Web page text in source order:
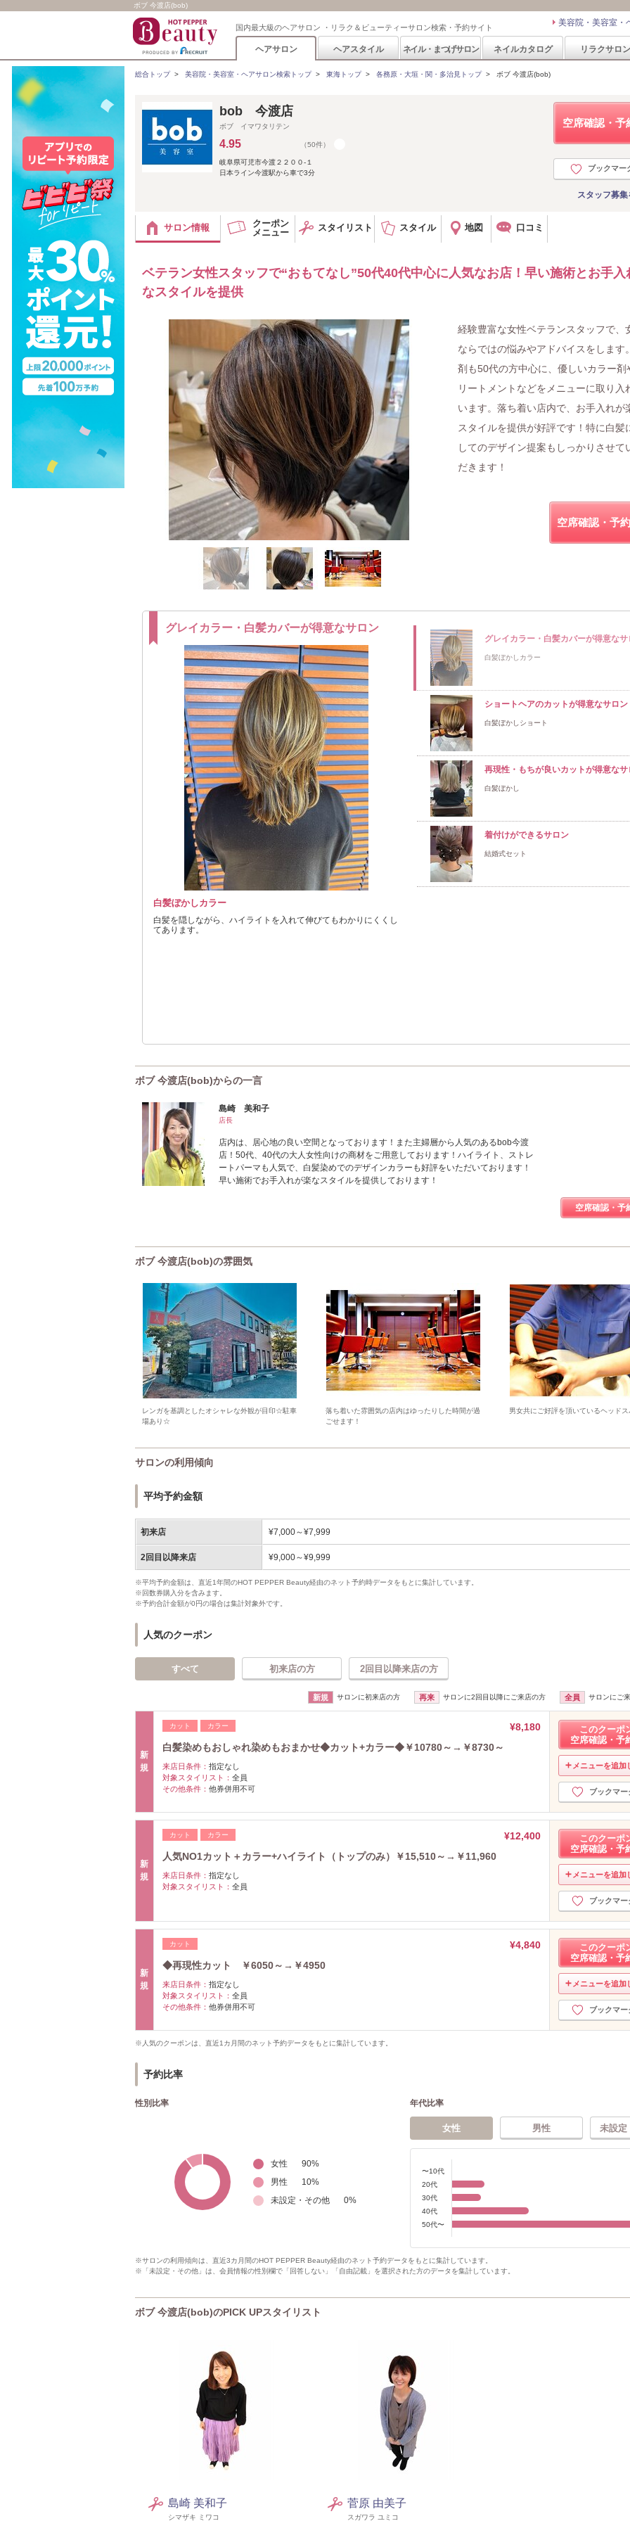
ボブ 今渡店(bob)
国内最大級のヘアサロン ・リラク＆ビューティーサロン検索・予約サイト 美容院・美容室・
ヘアサロン ヘアスタイル ネイル・まつげサロン ネイルカタログ リラクサロン
総合トップ> 美容院・美容室・ヘアサロン検索トップ> 東海トップ> 各務原・大垣・関・多治見トップ> ボブ 今渡店(bob)
空席確認・予
ブックマー
スタッフ募
bob 今渡店
ボブ イマワタリテン
4.95 （50件）
岐阜県可児市今渡２２００-１
日本ライン今渡駅から車で3分
サロン情報
クーポン
メニュー
スタイリスト スタイル 地図 口コミ
ベテラン女性スタッフで“おもてなし”50代40代中心に人気なお店！早い施術とお手入
なスタイルを提供
経験豊富な女性ベテランスタッフで、
ならではの悩みやアドバイスをします
剤も50代の方中心に、優しいカラー剤
リートメントなどをメニューに取り入
います。落ち着い店内で、お手入れが
スタイルを提供が好評です！特に白髪
してのデザイン提案もしっかりさせて
だきます！
空席確認・予
グレイカラー・白髪カバーが得意なサロン
白髪ぼかしカラー
白髪を隠しながら、ハイライトを入れて伸びてもわかりにくくし
てあります。
グレイカラー・白髪カバーが得意なサ
白髪ぼかしカラー
ショートヘアのカットが得意なサロン
白髪ぼかしショート
再現性・もちが良いカットが得意なサ
白髪ぼかし
着付けができるサロン
結婚式セット
ボブ 今渡店(bob)からの一言
島崎 美和子
店長
店内は、居心地の良い空間となっております！また主婦層から人気のあるbob今渡
店！50代、40代の大人女性向けの商材をご用意しております！ハイライト、ストレ
ートパーマも人気で、白髪染めでのデザインカラーも好評をいただいております！
早い施術でお手入れが楽なスタイルを提供しております！
空席確認・予
ボブ 今渡店(bob)の雰囲気
レンガを基調としたオシャレな外観が目印☆駐車
場あり☆
落ち着いた雰囲気の店内はゆったりした時間が過
ごせます！
男女共にご好評を頂いているヘッド
サロンの利用傾向
平均予約金額
初来店 ¥7,000～¥7,999
2回目以降来店 ¥9,000～¥9,999
※平均予約金額は、直近1年間のHOT PEPPER Beauty経由のネット予約時データをもとに集計しています。
※回数券購入分を含みます。
※予約合計金額が0円の場合は集計対象外です。
人気のクーポン
すべて 初来店の方 2回目以降来店の方
新規 サロンに初来店の方 再来 サロンに2回目以降にご来店の方 全員 サロンにご
新
規
カット カラー
¥8,180
白髪染めもおしゃれ染めもおまかせ◆カット+カラー◆￥10780～→￥8730～
来店日条件： 指定なし
対象スタイリスト： 全員
その他条件： 他券併用不可
このクーポ
空席確認・予
メニューを追加
ブックマー
新
規
カット カラー
¥12,400
人気NO1カット＋カラー+ハイライト（トップのみ）￥15,510～→￥11,960
来店日条件： 指定なし
対象スタイリスト： 全員
このクーポ
空席確認・予
メニューを追加
ブックマー
新
規
カット
¥4,840
◆再現性カット ￥6050～→￥4950
来店日条件： 指定なし
対象スタイリスト： 全員
その他条件： 他券併用不可
このクーポ
空席確認・予
メニューを追加
ブックマー
※人気のクーポンは、直近1カ月間のネット予約データをもとに集計しています。
予約比率
性別比率
女性 90%
男性
10%
未設定・その他
0%
年代比率
女性 男性 未設定
〜10代
20代
30代
40代
50代〜
※サロンの利用傾向は、直近3カ月間のHOT PEPPER Beauty経由のネット予約データをもとに集計しています。
※「未設定・その他」は、会員情報の性別欄で「回答しない」「自由記載」を選択された方のデータを集計しています。
ボブ 今渡店(bob)のPICK UPスタイリスト
島崎 美和子
シマザキ ミワコ
菅原 由美子
スガワラ ユミコ